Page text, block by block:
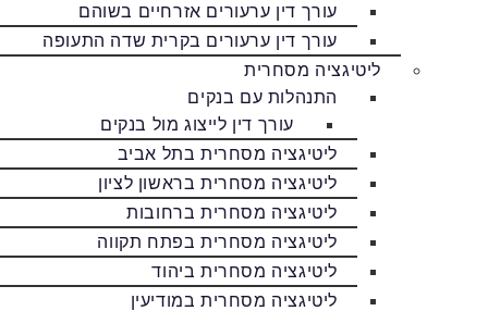
עורך דין ערעורים אזרחיים בשוהם
עורך דין ערעורים בקרית שדה התעופה
ליטיגציה מסחרית
התנהלות עם בנקים
עורך דין לייצוג מול בנקים
ליטיגציה מסחרית בתל אביב
ליטיגציה מסחרית בראשון לציון
ליטיגציה מסחרית ברחובות
ליטיגציה מסחרית בפתח תקווה
ליטיגציה מסחרית ביהוד
ליטיגציה מסחרית במודיעין